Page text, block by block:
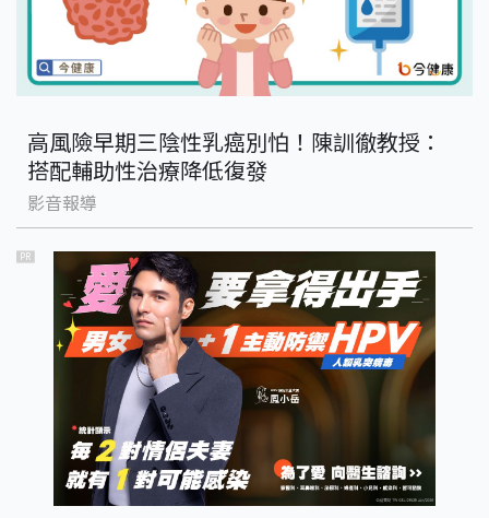
高風險早期三陰性乳癌別怕！陳訓徹教授：
搭配輔助性治療降低復發
影音報導
PR